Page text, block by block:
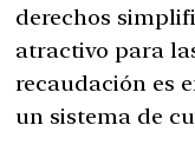
derechos
atractivo para
recaudación es
un sistema de